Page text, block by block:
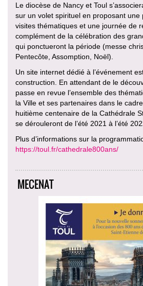
Le diocèse de Nancy et Toul
sur un volet spirituel en proposant une
visites thématiques et une journée de
complément de la célébration des
qui ponctueront la période (messe
Pentecôte, Assomption, Noël).
Un site internet dédié à l’événement
construction. En attendant de le
passe en revue l’ensemble des
la Ville et ses partenaires dans le
huitième centenaire de la Cathédrale
se dérouleront de l’été 2021 à l’été
Plus d’informations sur la
https://toul.fr/cathedrale800ans/
MECENAT